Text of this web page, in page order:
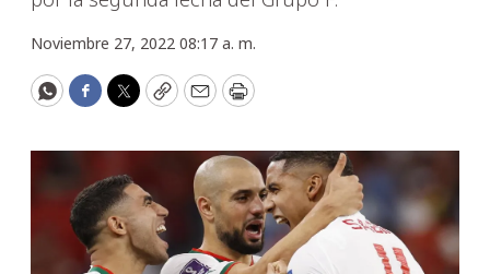
Noviembre 27, 2022 08:17 a. m.
WhatsApp
Facebook
Twitter
CopyEmailPrint